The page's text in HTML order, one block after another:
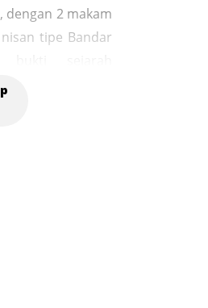
dengan 2 makam
tipe Bandar
dan menjadi
Terdapat